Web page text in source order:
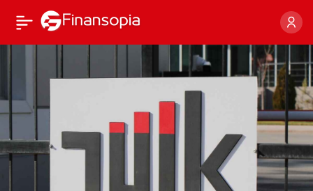
Dış ticaret açığında 9
ayın en düşük seviyesi
Paylaş